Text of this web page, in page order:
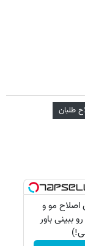
طلبان
اصلاح مو و
ببینی باور